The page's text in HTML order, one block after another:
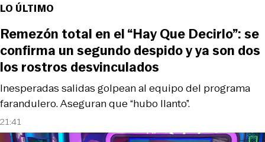
LO ÚLTIMO
21:41
Inesperadas salidas golpean al equipo del programa
farandulero. Aseguran que “hubo llanto”.
Remezón total en el “Hay Que Decirlo”: se
confirma un segundo despido y ya son dos
los rostros desvinculados